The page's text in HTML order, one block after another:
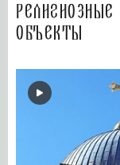
Религиозные
объекты